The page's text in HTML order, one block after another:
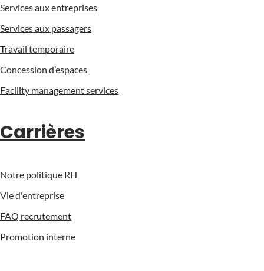
Services aux entreprises
Services aux passagers
Travail temporaire
Concession d’espaces
Facility management services
Carrières
Notre politique RH
Vie d'entreprise
FAQ recrutement
Promotion interne